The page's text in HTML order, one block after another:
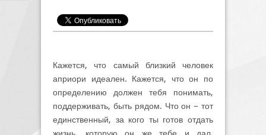
Кажется, что самый близкий человек
априори идеален. Кажется, что он по
определению должен тебя понимать,
поддерживать, быть рядом. Что он – тот
единственный, за кого ты готов отдать